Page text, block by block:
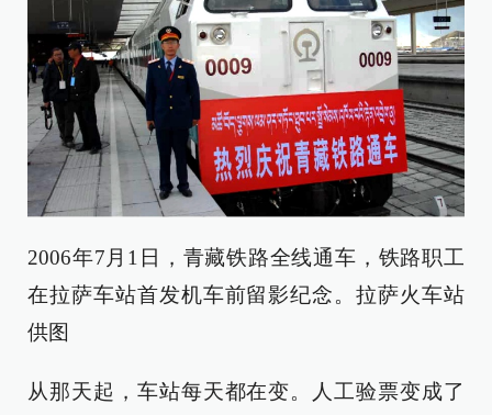
2006年7月1日，青藏铁路全线通车，铁路职工
在拉萨车站首发机车前留影纪念。拉萨火车站
供图
从那天起，车站每天都在变。人工验票变成了